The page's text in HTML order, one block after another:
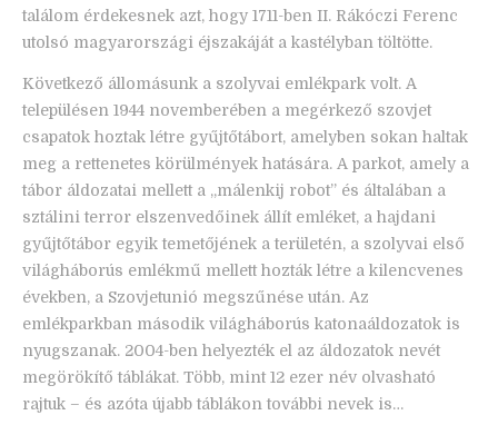
találom érdekesnek azt, hogy 1711-ben II. Rákóczi Ferenc
utolsó magyarországi éjszakáját a kastélyban töltötte.
Következő állomásunk a szolyvai emlékpark volt. A
településen 1944 novemberében a megérkező szovjet
csapatok hoztak létre gyűjtőtábort, amelyben sokan haltak
meg a rettenetes körülmények hatására. A parkot, amely a
tábor áldozatai mellett a „málenkij robot” és általában a
sztálini terror elszenvedőinek állít emléket, a hajdani
gyűjtőtábor egyik temetőjének a területén, a szolyvai első
világháborús emlékmű mellett hozták létre a kilencvenes
években, a Szovjetunió megszűnése után. Az
emlékparkban második világháborús katonaáldozatok is
nyugszanak. 2004-ben helyezték el az áldozatok nevét
megörökítő táblákat. Több, mint 12 ezer név olvasható
rajtuk – és azóta újabb táblákon további nevek is…